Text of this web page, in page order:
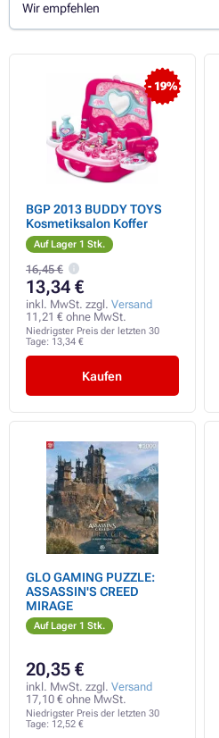
Wir empfehlen
- 19%
BGP 2013 BUDDY TOYS
Kosmetiksalon Koffer
Auf Lager 1 Stk.
16,45 €
13,34 €
inkl. MwSt. zzgl. Versand
11,21 € ohne MwSt.
Niedrigster Preis der letzten 30
Tage: 13,34 €
Kaufen
GLO GAMING PUZZLE:
ASSASSIN'S CREED
MIRAGE
Auf Lager 1 Stk.
20,35 €
inkl. MwSt. zzgl. Versand
17,10 € ohne MwSt.
Niedrigster Preis der letzten 30
Tage: 12,52 €